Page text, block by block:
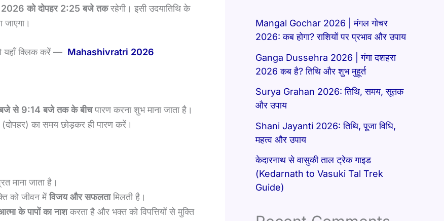
2026 को दोपहर 2:25 बजे तकरहेगी। इसी उदयातिथि के
जाएगा।
यहाँ क्लिक करें — Mahashivratri 2026
से 9:14 बजे तक के बीचपारण करना शुभ माना जाता है।
का समय छोड़कर ही पारण करें।
माना जाता है।
को जीवन मेंविजय और सफलतामिलती है।
के पापों का नाशकरता है और भक्त को विपत्तियों से मुक्ति
Mangal Gochar 2026 | मंगल गोचर
2026: कब होगा? राशियों पर प्रभाव और उपाय
Ganga Dussehra 2026 | गंगा दशहरा
2026 कब है? तिथि और शुभ मुहूर्त
Surya Grahan 2026: तिथि, समय, सूतक
और उपाय
Shani Jayanti 2026: तिथि, पूजा विधि,
महत्व और उपाय
केदारनाथ से वासुकी ताल ट्रेक गाइड
(Kedarnath to Vasuki Tal Trek
Guide)